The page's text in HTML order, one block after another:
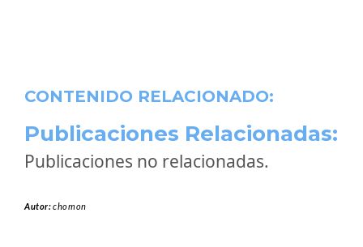
CONTENIDO RELACIONADO:
Publicaciones Relacionadas:
Publicaciones no relacionadas.
Autor:chomon